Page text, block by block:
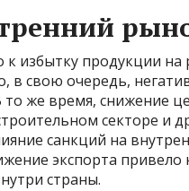
избытку продукции
в свою очередь,
то же время, снижение
секторе и
санкций на
экспорта
страны.